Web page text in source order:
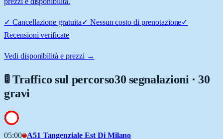
✓ Cancellazione gratuita✓ Nessun costo di prenotazione✓
Recensioni verificate
Vedi disponibilità e prezzi →
🚦 Traffico sul percorso30 segnalazioni · 30
gravi
05:00 A51 Tangenziale Est Di Milano